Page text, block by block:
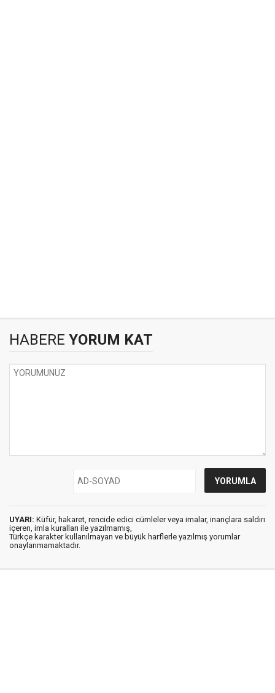
HABERE YORUM KAT
UYARI: Küfür, hakaret, rencide edici cümleler veya imalar, inançlara saldırı
içeren, imla kuralları ile yazılmamış,
Türkçe karakter kullanılmayan ve büyük harflerle yazılmış yorumlar
onaylanmamaktadır.